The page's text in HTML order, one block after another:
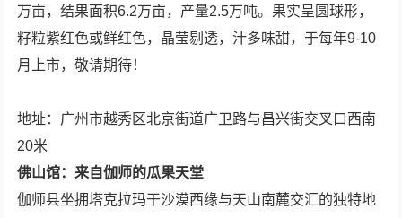
万亩，结果面积6.2万亩，产量2.5万吨。果实呈圆球形，
籽粒紫红色或鲜红色，晶莹剔透，汁多味甜，于每年9-10
月上市，敬请期待！
地址：广州市越秀区北京街道广卫路与昌兴街交叉口西南
20米
佛山馆：来自伽师的瓜果天堂
伽师县坐拥塔克拉玛干沙漠西缘与天山南麓交汇的独特地